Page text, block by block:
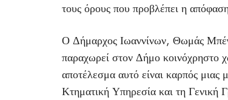
τους όρους που προβλέπει η απόφαση
Ο Δήμαρχος Ιωαννίνων, Θωμάς
παραχωρεί στον Δήμο κοινόχρηστο
αποτέλεσμα αυτό είναι καρπός
Κτηματική Υπηρεσία και τη Γενική